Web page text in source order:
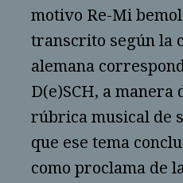
motivo Re-Mi
transcrito según la
alemana
D(e)SCH, a manera
rúbrica musical de
que ese tema
como proclama de